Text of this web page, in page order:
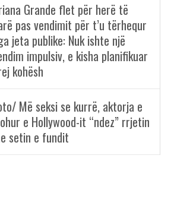
Grande flet për herë të
pas vendimit për t’u tërhequr
jeta publike: Nuk ishte një
impulsiv, e kisha planifikuar
kohësh
Më seksi se kurrë, aktorja e
e Hollywood-it “ndez” rrjetin
setin e fundit